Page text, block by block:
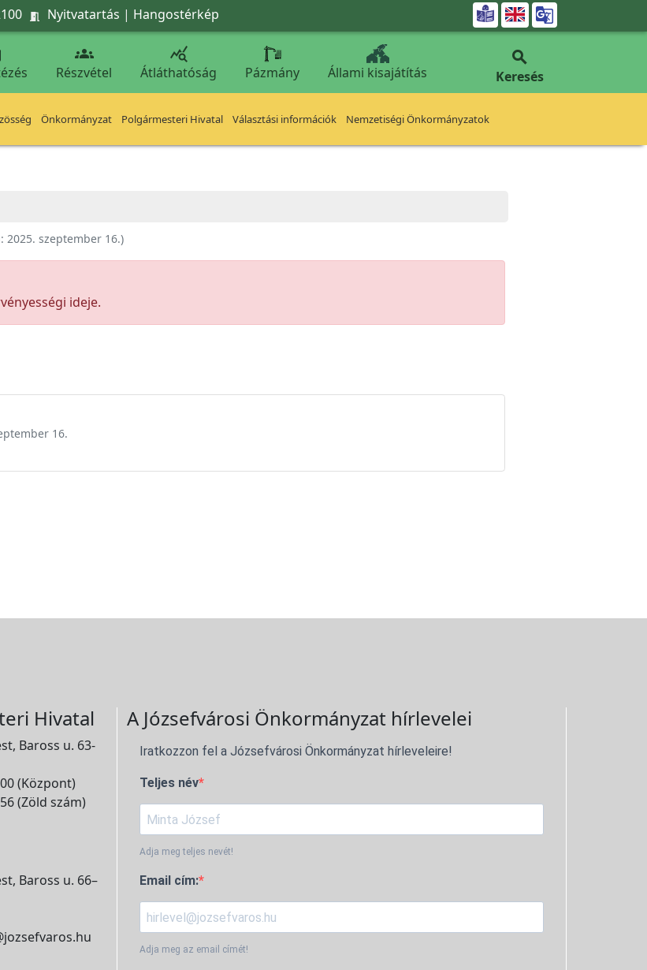
 Nyitvatartás | Hangostérkép 

Részvétel

Átláthatóság Pázmány Állami kisajátítás

Keresés
Önkormányzat Polgármesteri Hivatal Választási információk Nemzetiségi Önkormányzatok
2025. szeptember 16.)
ideje.
16.
Hivatal
Baross u. 63-
(Központ)
(Zöld szám)
Baross u. 66–
A Józsefvárosi Önkormányzat hírlevelei
Iratkozzon fel a Józsefvárosi Önkormányzat hírleveleire!
Teljes név
Adja meg teljes nevét!
Email cím:
Adja meg az email címét!